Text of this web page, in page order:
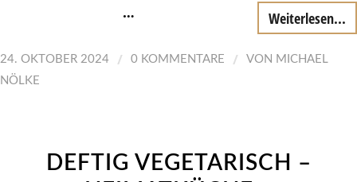
… Weiterlesen...
24. OKTOBER 2024 / 0 KOMMENTARE / VON MICHAEL
NÖLKE
DEFTIG VEGETARISCH –